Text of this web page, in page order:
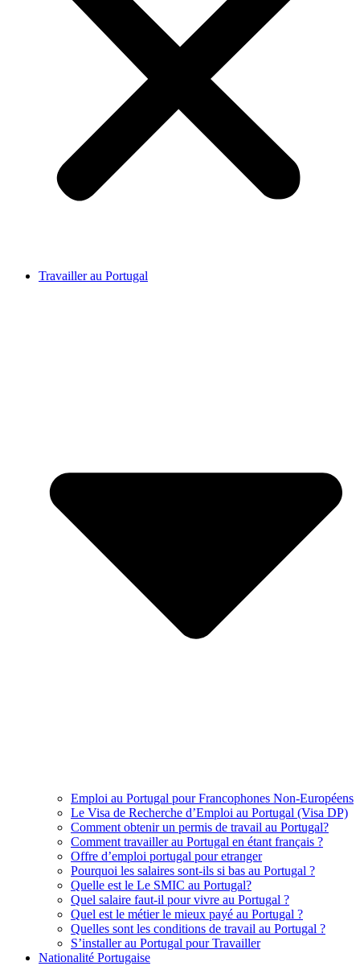
Travailler au Portugal
Emploi au Portugal pour Francophones Non-Européens
Le Visa de Recherche d’Emploi au Portugal (Visa DP)
Comment obtenir un permis de travail au Portugal?
Comment travailler au Portugal en étant français ?
Offre d’emploi portugal pour etranger
Pourquoi les salaires sont-ils si bas au Portugal ?
Quelle est le Le SMIC au Portugal?
Quel salaire faut-il pour vivre au Portugal ?
Quel est le métier le mieux payé au Portugal ?
Quelles sont les conditions de travail au Portugal ?
S’installer au Portugal pour Travailler
Nationalité Portugaise